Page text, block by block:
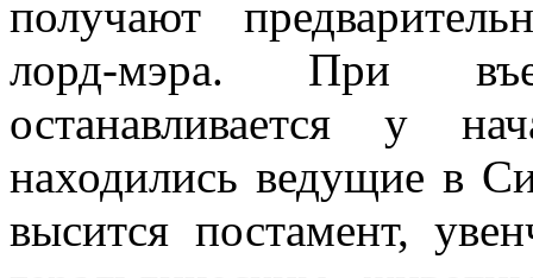
получают
лорд-мэра. При
останавливается у
находились ведущие в
высится постамент,